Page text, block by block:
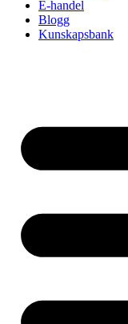
E-handel
Blogg
Kunskapsbank